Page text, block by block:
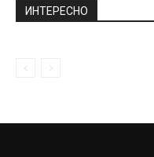
ИНТЕРЕСНО